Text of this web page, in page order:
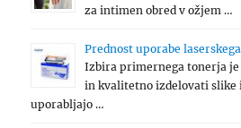
za intimen obred v ožjem …
Prednost uporabe
Izbira primernega tonerja
in kvalitetno izdelovati slike
uporabljajo …